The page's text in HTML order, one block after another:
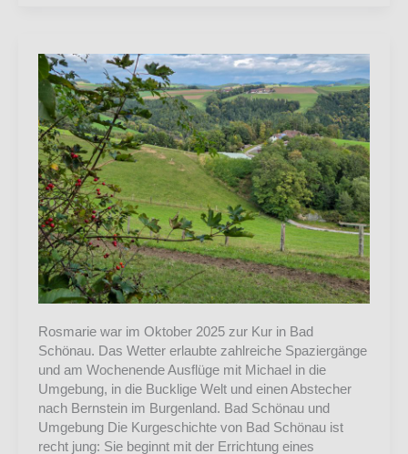
2025
Rosmarie war im Oktober 2025 zur Kur in Bad
Schönau. Das Wetter erlaubte zahlreiche Spaziergänge
und am Wochenende Ausflüge mit Michael in die
Umgebung, in die Bucklige Welt und einen Abstecher
nach Bernstein im Burgenland. Bad Schönau und
Umgebung Die Kurgeschichte von Bad Schönau ist
recht jung: Sie beginnt mit der Errichtung eines